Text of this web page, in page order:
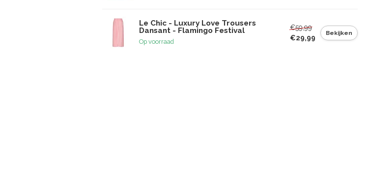
Le Chic - Luxury Love Trousers
Dansant - Flamingo Festival
Op voorraad
€59,99
€29,99
Bekijken